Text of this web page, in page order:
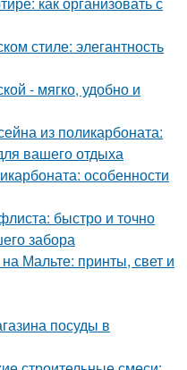
стиле: элегантность
- мягко, удобно и
из поликарбоната:
вашего отдыха
особенности
быстро и точно
забора
Мальте: принты, свет и
посуды в